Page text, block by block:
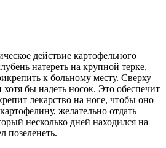
действие картофельного
натереть на крупной терке,
к больному месту. Сверху
бы надеть носок. Это обеспечит
лекарство на ноге, чтобы оно
желательно отдать
несколько дней находился на
позеленеть.